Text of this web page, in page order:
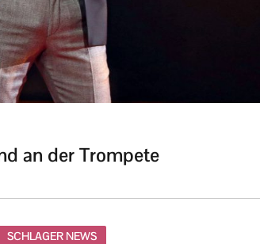
an der Trompete
SCHLAGER NEWS